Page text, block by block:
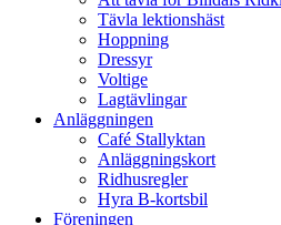
Tävla lektionshäst
Hoppning
Dressyr
Voltige
Lagtävlingar
Anläggningen
Café Stallyktan
Anläggningskort
Ridhusregler
Hyra B-kortsbil
Föreningen